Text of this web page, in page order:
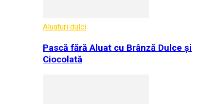
Aluaturi dulci
Pască fără Aluat cu Brânză Dulce și
Ciocolată